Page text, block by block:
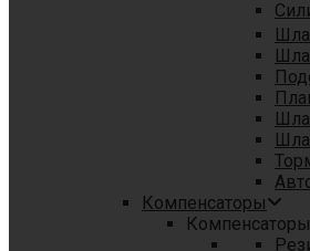
Компенсаторы
Компенсаторы